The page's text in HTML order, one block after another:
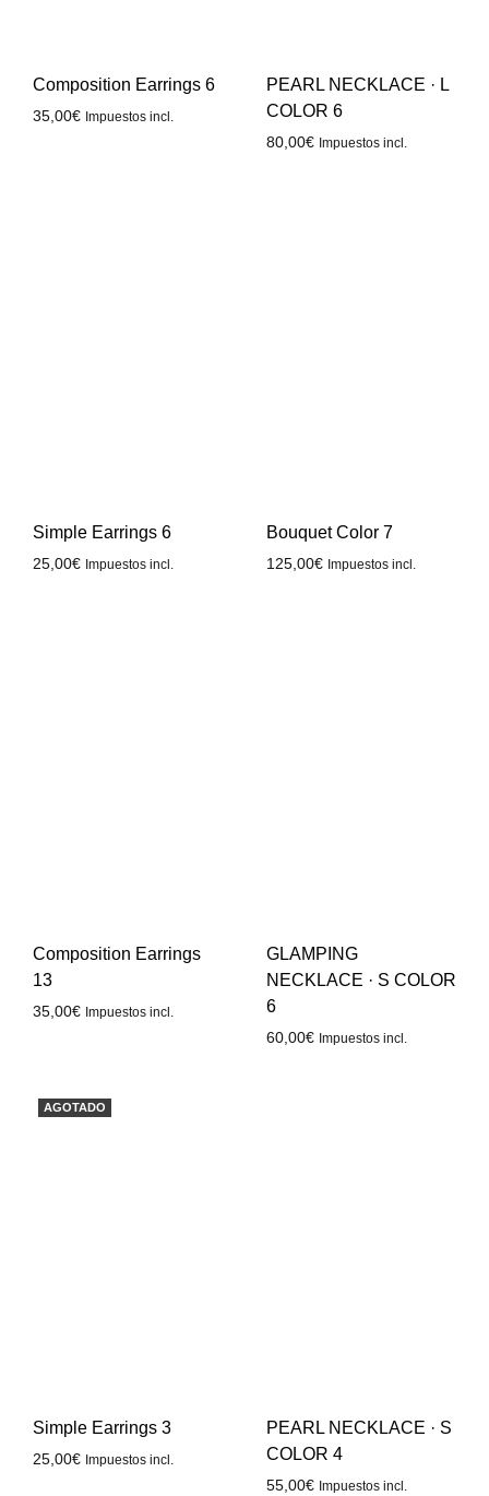
Composition Earrings 6
35,00€ Impuestos incl.
PEARL NECKLACE · L
COLOR 6
80,00€ Impuestos incl.
Simple Earrings 6
25,00€ Impuestos incl.
Bouquet Color 7
125,00€ Impuestos incl.
Composition Earrings
13
35,00€ Impuestos incl.
GLAMPING
NECKLACE · S COLOR
6
60,00€ Impuestos incl.
AGOTADO
Simple Earrings 3
25,00€ Impuestos incl.
PEARL NECKLACE · S
COLOR 4
55,00€ Impuestos incl.